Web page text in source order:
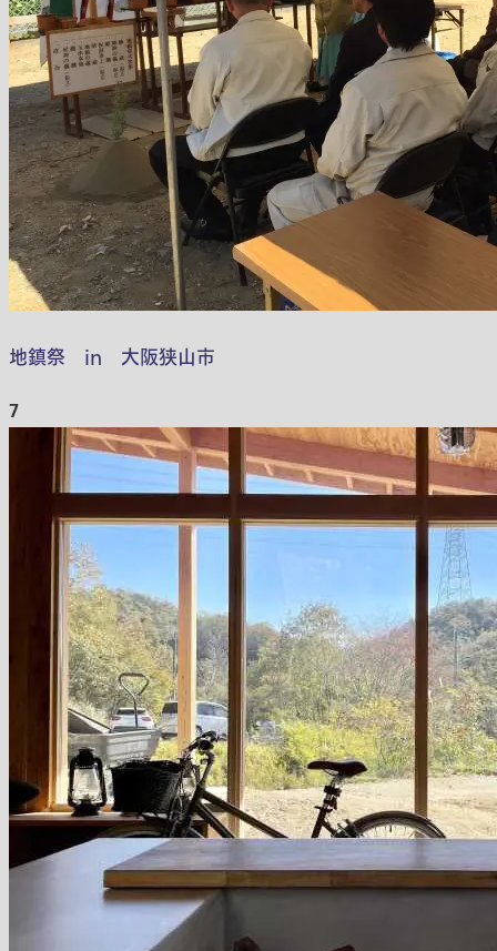
地鎮祭 in 大阪狭山市
7